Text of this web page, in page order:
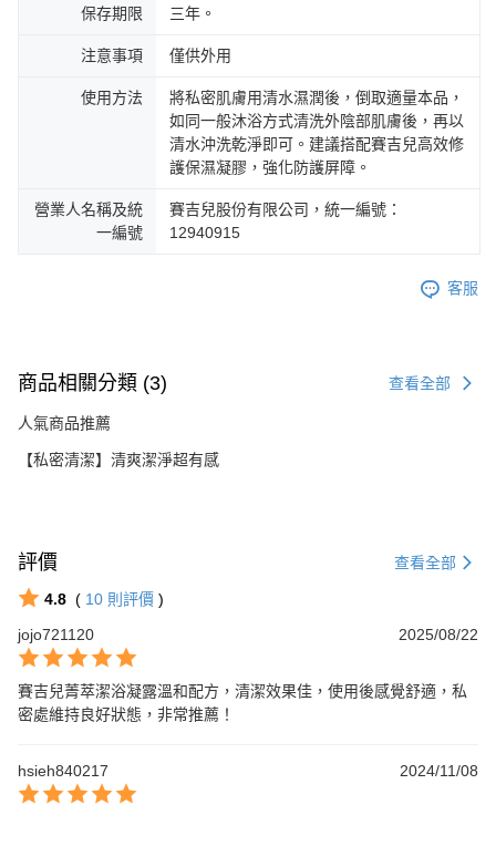
保存期限 三年。
注意事項 僅供外用
使用方法
將私密肌膚用清水濕潤後，倒取適量本品，
如同一般沐浴方式清洗外陰部肌膚後，再以
清水沖洗乾淨即可。建議搭配賽吉兒高效修
護保濕凝膠，強化防護屏障。
營業人名稱及統
一編號
賽吉兒股份有限公司，統一編號：
12940915
客服
商品相關分類 (3) 查看全部
人氣商品推薦
【私密清潔】清爽潔淨超有感
評價 查看全部
4.8 ( 10 則評價 )
jojo721120
2025/08/22
賽吉兒菁萃潔浴凝露溫和配方，清潔效果佳，使用後感覺舒適，私
密處維持良好狀態，非常推薦！
hsieh840217 2024/11/08